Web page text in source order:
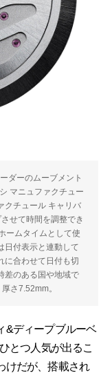
ダーのムーブメント
マニュファクチュー
クチュール キャリバ
せて時間を調整でき
ームタイムとして使
日付表示と連動して
に合わせて日付も切
差のある国や地域で
さ7.52mm。
&ディープブルーベ
とつ人気が出るこ
けだが、搭載され